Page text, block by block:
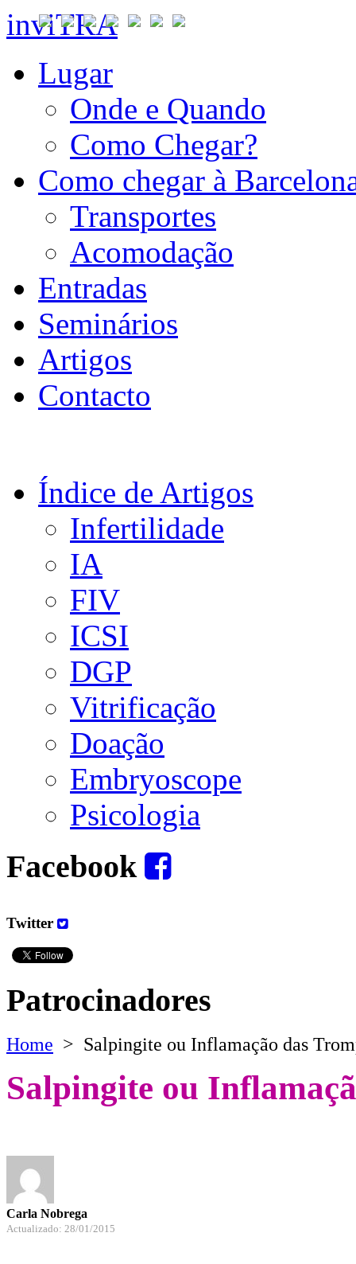
inviTRA
Lugar
Onde e Quando
Como Chegar?
Como chegar à
Transportes
Acomodação
Entradas
Seminários
Artigos
Contacto
Índice de Artigos
Infertilidade
IA
FIV
ICSI
DGP
Vitrificação
Doação
Embryoscope
Psicologia
Facebook
Twitter
Patrocinadores
Home > Salpingite ou Inflamação das
Salpingite ou
Carla Nobrega
Actualizado: 28/01/2015